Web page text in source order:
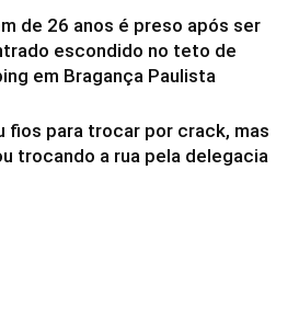
de 26 anos é preso após ser
escondido no teto de
em Bragança Paulista
fios para trocar por crack, mas
trocando a rua pela delegacia